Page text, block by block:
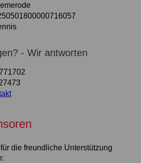
- Wir antworten
die freundliche Unterstützung